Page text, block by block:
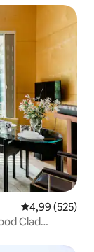
Gemiddelde
4,99 (525)
Clad